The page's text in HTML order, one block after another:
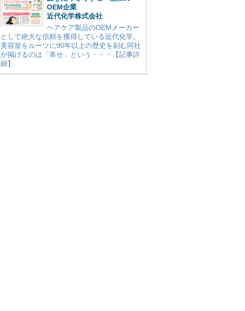
OEM企業
近代化学株式会社
ヘアケア製品のOEMメーカー
として絶大な信頼を獲得している近代化学。
美容室をルーツに90年以上の歴史を刻む同社
が掲げるのは「幸せ」という・・・【記事詳
細】